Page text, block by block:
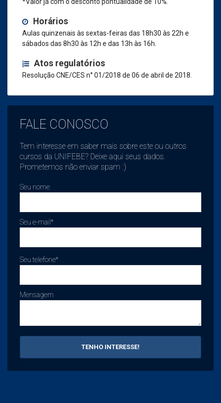
*Valor já com o desconto pontualidade de 10%.
Horários
Aulas quinzenais às sextas-feiras das 18h30 às 22h e
sábados das 8h30 às 12h e das 13h às 16h.
Atos regulatórios
Resolução CNE/CES n° 01/2018 de 06 de abril de 2018.
FALE CONOSCO
Tem interesse em saber mais sobre este ou outros
cursos da UNIFEBE? Deixe aqui seus dados.
Prometemos não enviar spam :)
Seu nome
Seu e-mail*
Seu telefone*
Mensagem
TENHO INTERESSE!